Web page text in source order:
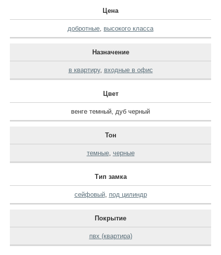
Цена
добротные высокого класса
Назначение
в квартиру, входные в офис
Цвет
венге темный дуб черный
Тон
темные, черные
Тип замка
сейфовый, под цилиндр
Покрытие
пвх (квартира)